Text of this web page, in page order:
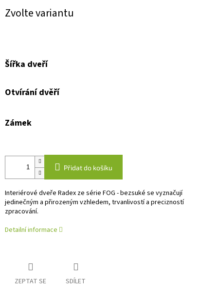
cena:
Zvolte variantu
Šířka dveří
Otvírání dvěří
Zámek
Přidat do košíku
Interiérové dveře Radex ze série FOG - bezsuké se vyznačují
jedinečným a přirozeným vzhledem, trvanlivostí a precizností
zpracování.
Detailní informace
ZEPTAT SE SDÍLET